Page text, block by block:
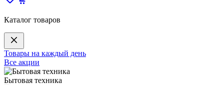
Каталог товаров
Товары на каждый день
Все акции
Бытовая техника